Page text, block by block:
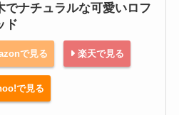
でナチュラルな可愛いロフ
ド
で見る 楽天で見る
で見る